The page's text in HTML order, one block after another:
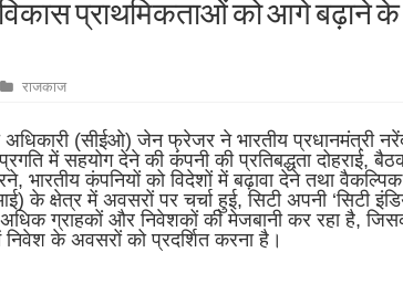
प्राथमिकताओं को आगे बढ़ाने के
राजकाज
(सीईओ) जेन फ्रेजर ने भारतीय प्रधानमंत्री
में सहयोग देने की कंपनी की प्रतिबद्धता दोहराई,
भारतीय कंपनियों को विदेशों में बढ़ावा देने तथा वैकल्पिक
क्षेत्र में अवसरों पर चर्चा हुई, सिटी अपनी ‘सिटी
ग्राहकों और निवेशकों की मेजबानी कर रहा है,
निवेश के अवसरों को प्रदर्शित करना है।